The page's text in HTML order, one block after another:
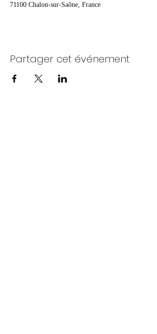
71100 Chalon-sur-Saône, France
Partager cet événement